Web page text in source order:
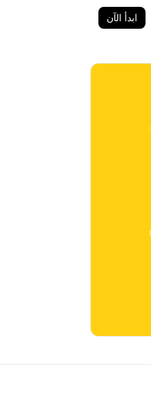
ابدأ الآن